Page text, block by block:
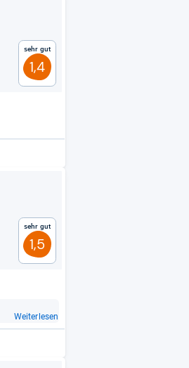
Sehr gut
1,4
Sehr gut
1,5
Weiterlesen